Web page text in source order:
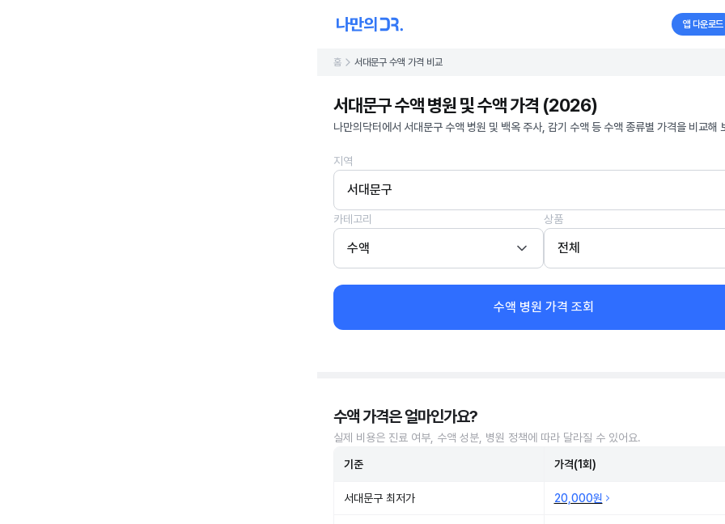
앱 다운로드
홈 서대문구 수액 가격 비교
서대문구 수액 병원 및 수액 가격 (2026)
나만의닥터에서 서대문구 수액 병원 및 백옥 주사, 감기 수액 등 수액 종류별 가격을 비교해
지역
서대문구
카테고리
수액
상품
전체
수액 병원 가격 조회
수액 가격은 얼마인가요?
실제 비용은 진료 여부, 수액 성분, 병원 정책에 따라 달라질 수 있어요.
기준 가격(1회)
서대문구 최저가 20,000원